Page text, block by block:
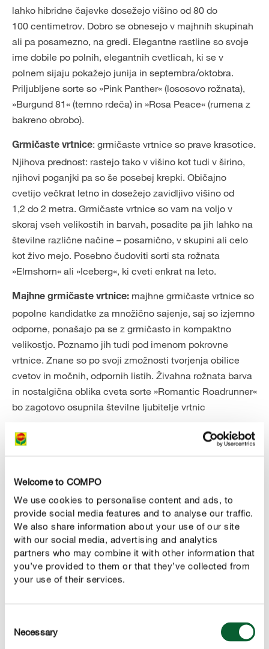
Welcome to COMPO
We use cookies to personalise content and ads, to
provide social media features and to analyse our traffic.
We also share information about your use of our site
with our social media, advertising and analytics
partners who may combine it with other information that
you’ve provided to them or that they’ve collected from
your use of their services.
Selection
Necessary
lahko hibridne čajevke dosežejo višino od 80 do
100 centimetrov. Dobro se obnesejo v majhnih skupinah
ali pa posamezno, na gredi. Elegantne rastline so svoje
ime dobile po polnih, elegantnih cvetlicah, ki se v
polnem sijaju pokažejo junija in septembra/oktobra.
Priljubljene sorte so »Pink Panther« (lososovo rožnata),
»Burgund 81« (temno rdeča) in »Rosa Peace« (rumena z
bakreno obrobo).
Grmičaste vrtnice: grmičaste vrtnice so prave krasotice.
Njihova prednost: rastejo tako v višino kot tudi v širino,
njihovi poganjki pa so še posebej krepki. Običajno
cvetijo večkrat letno in dosežejo zavidljivo višino od
1,2 do 2 metra. Grmičaste vrtnice so vam na voljo v
skoraj vseh velikostih in barvah, posadite pa jih lahko na
številne različne načine – posamično, v skupini ali celo
kot živo mejo. Posebno čudoviti sorti sta rožnata
»Elmshorn« ali »Iceberg«, ki cveti enkrat na leto.
Majhne grmičaste vrtnice: majhne grmičaste vrtnice so
popolne kandidatke za množično sajenje, saj so izjemno
odporne, ponašajo pa se z grmičasto in kompaktno
velikostjo. Poznamo jih tudi pod imenom pokrovne
vrtnice. Znane so po svoji zmožnosti tvorjenja obilice
cvetov in močnih, odpornih listih. Živahna rožnata barva
in nostalgična oblika cveta sorte »Romantic Roadrunner«
bo zagotovo osupnila številne ljubitelje vrtnic
Vrtnice plezalke in vzpenjalke:
odporne vrtnice plezalke
rastejo na zidovih zgradb, obokih, pergolah in
vrtnice, vendar imajo mnogo daljša stebla, ki lahko
zrastejo tudi do višine petih metrov. Zato za oporo
potrebujejo latnike. Sorto »Santana« lahko najdemo v
mnogih vrtovih, saj navdušuje z obilico temno rdečih
cvetov. Vrtnice vzpenjalke so nova, prilagodljivejša
različica vrtnic plezalk z manjšimi cvetovi, ki nudijo tudi
naravno zaščito dreves in ograj.
nizke rasti (običajno njihova višina ne presega 30 do